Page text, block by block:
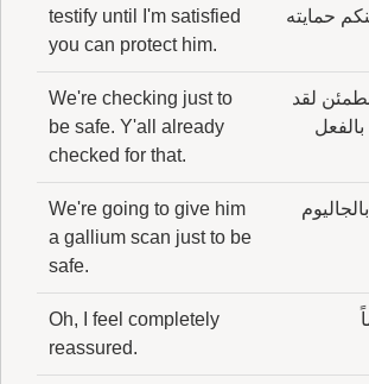
حمايته
testify until I'm satisfied
you can protect him.
لقد
We're checking just to
be safe. Y'all already
checked for that.
We're going to give him
a gallium scan just to be
safe.
Oh, I feel completely
reassured.